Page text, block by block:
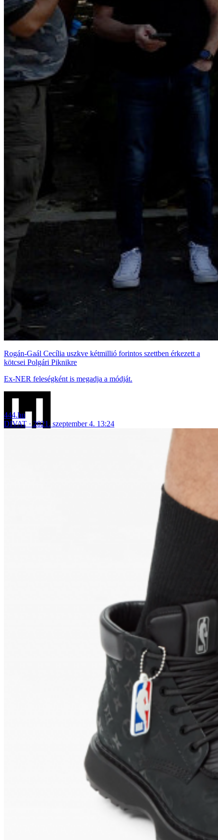
Rogán-Gaál Cecília uszkve kétmillió forintos szettben érkezett a
kötcsei Polgári Piknikre
Ex-NER feleségként is megadja a módját.
444.hu
DIVAT
2021. szeptember 4. 13:24